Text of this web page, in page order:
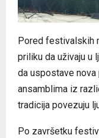
Pored festivalskih
priliku da uživaju u
da uspostave
ansamblima iz
tradicija povezuju
Po završetku